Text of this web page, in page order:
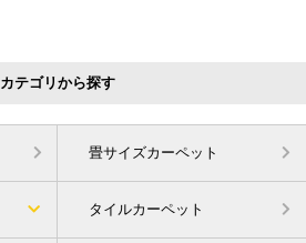
カテゴリから探す
畳サイズカーペット
タイルカーペット